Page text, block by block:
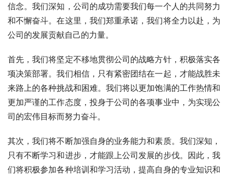
信念。我们深知，公司的成功需要我们每一个人的共同努力
和不懈奋斗。在这里，我们郑重承诺，我们将全力以赴，为
公司的发展贡献自己的力量。
首先，我们将坚定不移地贯彻公司的战略方针，积极落实各
项决策部署。我们相信，只有紧密团结在一起，才能战胜未
来路上的各种挑战和困难。我们将以更加饱满的工作热情和
更加严谨的工作态度，投身于公司的各项事业中，为实现公
司的宏伟目标而努力奋斗。
其次，我们将不断加强自身的业务能力和素质。我们深知，
只有不断学习和进步，才能跟上公司发展的步伐。因此，我
们将积极参加各种培训和学习活动，提高自身的专业知识和